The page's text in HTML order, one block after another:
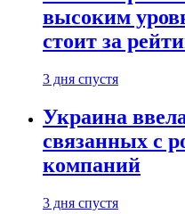
высоким
стоит за
3 дня спустя
Украина
связанных с
компаний
3 дня спустя